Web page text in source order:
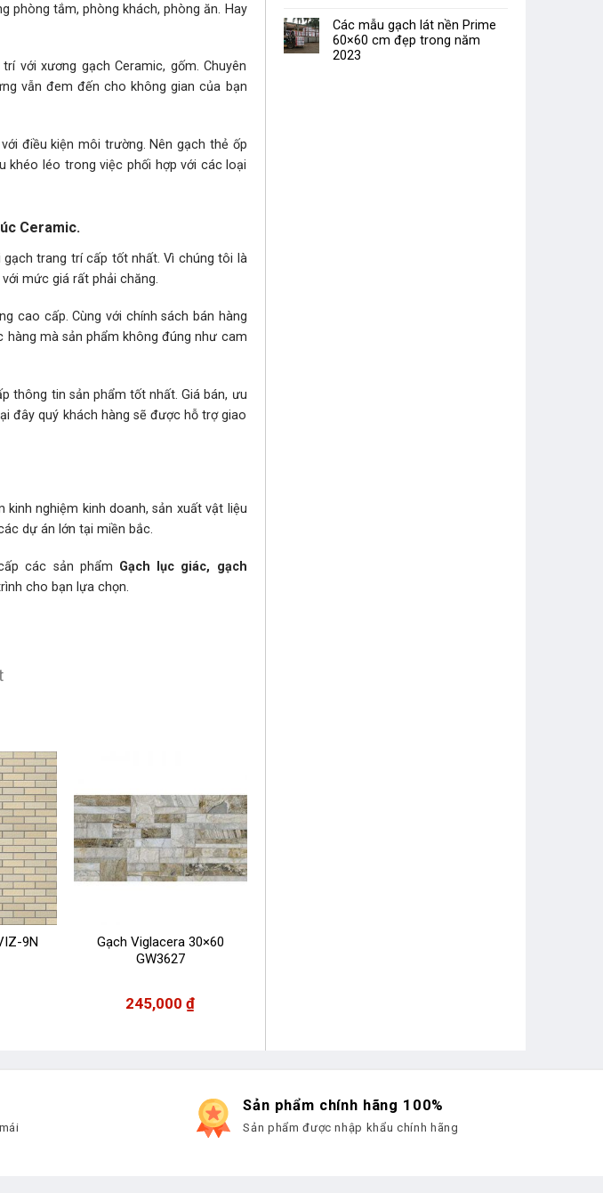
phòng tắm, phòng khách, phòng ăn. Hay
với xương gạch Ceramic, gốm. Chuyên
vẫn đem đến cho không gian của bạn
điều kiện môi trường. Nên gạch thẻ ốp
léo trong việc phối hợp với các loại
Ceramic.
trang trí cấp tốt nhất. Vì chúng tôi là
mức giá rất phải chăng.
cao cấp. Cùng với chính sách bán hàng
mà sản phẩm không đúng như cam
thông tin sản phẩm tốt nhất. Giá bán, ưu
đây quý khách hàng sẽ được hỗ trợ giao
nghiệm kinh doanh, sản xuất vật liệu
dự án lớn tại miền bắc.
các sản phẩm Gạch lục giác, gạch
cho bạn lựa chọn.
9N
Gạch Viglacera 30×60
GW3627
245,000₫
Các mẫu gạch lát nền Prime
60×60 cm đẹp trong năm
2023
Sản phẩm chính hãng 100%
Sản phẩm được nhập khẩu chính hãng